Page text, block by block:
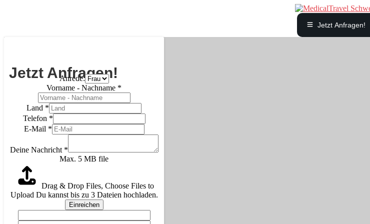
Jetzt Anfragen!
Jetzt Anfragen!
Anrede:
Vorname - Nachname *
Land *
Telefon *
E-Mail *
Deine Nachricht *
Max. 5 MB file
Drag & Drop Files, Choose Files to
Upload Du kannst bis zu 3 Dateien hochladen.
Einreichen